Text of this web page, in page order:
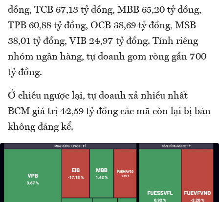
đồng, TCB 67,13 tỷ đồng, MBB 65,20 tỷ đồng,
TPB 60,88 tỷ đồng, OCB 38,69 tỷ đồng, MSB
38,01 tỷ đồng, VIB 24,97 tỷ đồng. Tính riêng
nhóm ngân hàng, tự doanh gom ròng gần 700
tỷ đồng.
Ở chiều ngược lại, tự doanh xả nhiều nhất
BCM giá trị 42,59 tỷ đồng các mã còn lại bị bán
không đáng kể.